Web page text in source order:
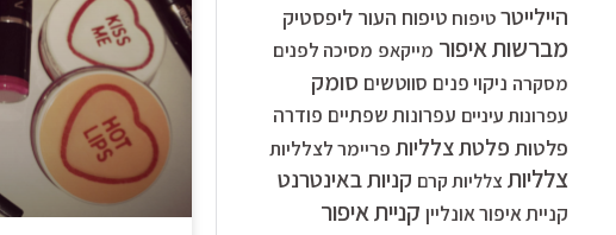
היילייטרטיפוח טיפוח העור ליפסטיק
מברשות איפור מייקאפ מסיכה לפנים
מסקרה ניקוי פנים סווטשים סומק
עפרונות עיניים עפרונות שפתיים פודרה
פלטות פלטת צלליות פריימר לצלליות
צלליות צלליות קרם קניות באינטרנט
קניית איפור אונליין קניית איפור